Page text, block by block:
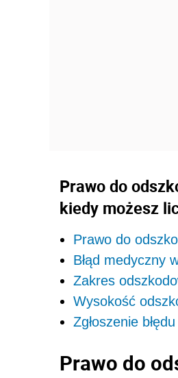
Prawo do
kiedy możesz
Prawo do
Błąd medyczny
Zakres
Wysokość
Zgłoszenie
Prawo do